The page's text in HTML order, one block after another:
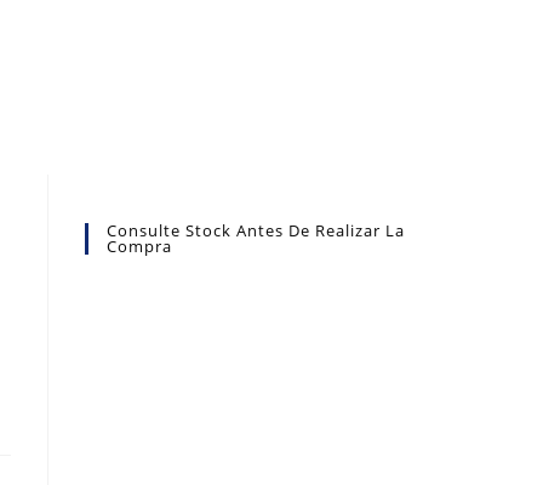
Consulte Stock Antes De Realizar La
Compra